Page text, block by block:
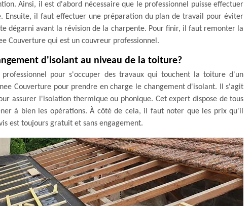
Ainsi, il est d'abord nécessaire que le professionnel puisse effectuer
Ensuite, il faut effectuer une préparation du plan de travail pour éviter
dégarni avant la révision de la charpente. Pour finir, il faut remonter la
Couverture qui est un couvreur professionnel.
d'isolant au niveau de la toiture?
pour s'occuper des travaux qui touchent la toiture d'un
Couverture pour prendre en charge le changement d'isolant. Il s'agit
assurer l'isolation thermique ou phonique. Cet expert dispose de tous
à bien les opérations. À côté de cela, il faut noter que les prix qu'il
est toujours gratuit et sans engagement.